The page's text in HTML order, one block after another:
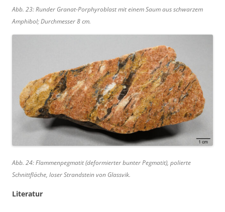
Abb. 23: Runder Granat-Porphyroblast mit einem Saum aus schwarzem
Amphibol; Durchmesser 8 cm.
Abb. 24: Flammenpegmatit (deformierter bunter Pegmatit), polierte
Schnittfläche, loser Strandstein von Glassvik.
Literatur